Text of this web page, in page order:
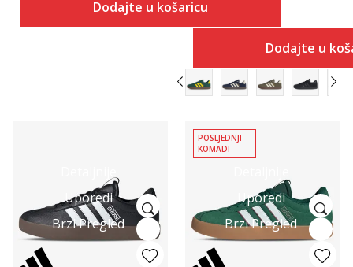
Dodajte u košaricu
Dodajte u
Uporedi
Brzi Pregled
Uporedi
Brzi Pregled
POSLJEDNJI
KOMADI